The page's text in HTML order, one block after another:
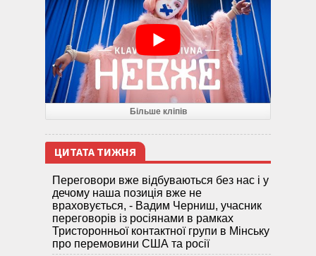
Більше кліпів
ЦИТАТА ТИЖНЯ
Переговори вже відбуваються без нас і у
дечому наша позиція вже не
враховується, - Вадим Черниш, учасник
переговорів із росіянами в рамках
Тристоронньої контактної групи в Мінську
про перемовини США та росії